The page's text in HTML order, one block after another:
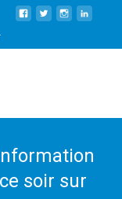
soir sur